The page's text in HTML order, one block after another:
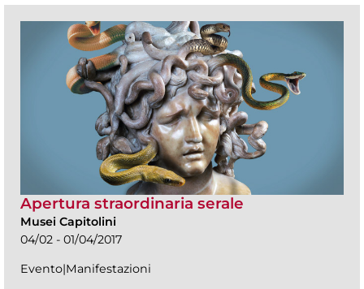
Apertura straordinaria serale
Musei Capitolini
04/02 - 01/04/2017
Evento|Manifestazioni